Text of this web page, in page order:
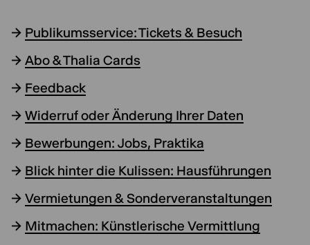
→ Publikumsservice: Tickets & Besuch
→ Abo & Thalia Cards
→ Feedback
→ Widerruf oder Änderung Ihrer Daten
→ Bewerbungen: Jobs, Praktika
→ Blick hinter die Kulissen: Hausführungen
→ Vermietungen & Sonderveranstaltungen
→ Mitmachen: Künstlerische Vermittlung